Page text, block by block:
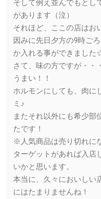
そして例え並んでもとし
があります（泣）
それほど、ここの店はお
因みに先日夕方の9時ご
か入れる事ができました
さて、味の方ですが・・・
うまい！！
ホルモンにしても、肉に
ミ♪
またそれ以外にも希少部
たです！
※人気商品は売り切れに
ターゲットがあれば入店
いかと思います。
本当に、久々においしい
にはたまりませんね！